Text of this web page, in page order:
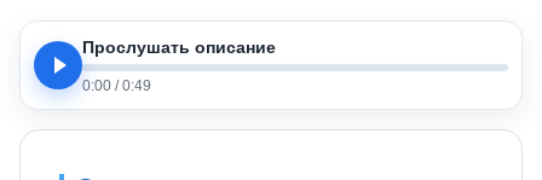
Прослушать описание
0:00 / 0:49